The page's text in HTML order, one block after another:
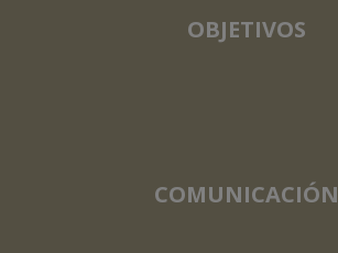
OBJETIVOS
COMUNICACIÓN